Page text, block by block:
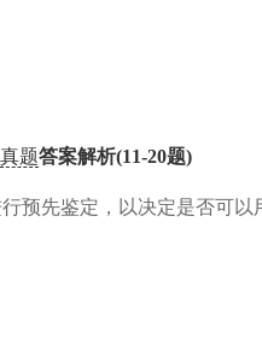
真题答案解析(11-20题)
预先鉴定，以决定是否可以